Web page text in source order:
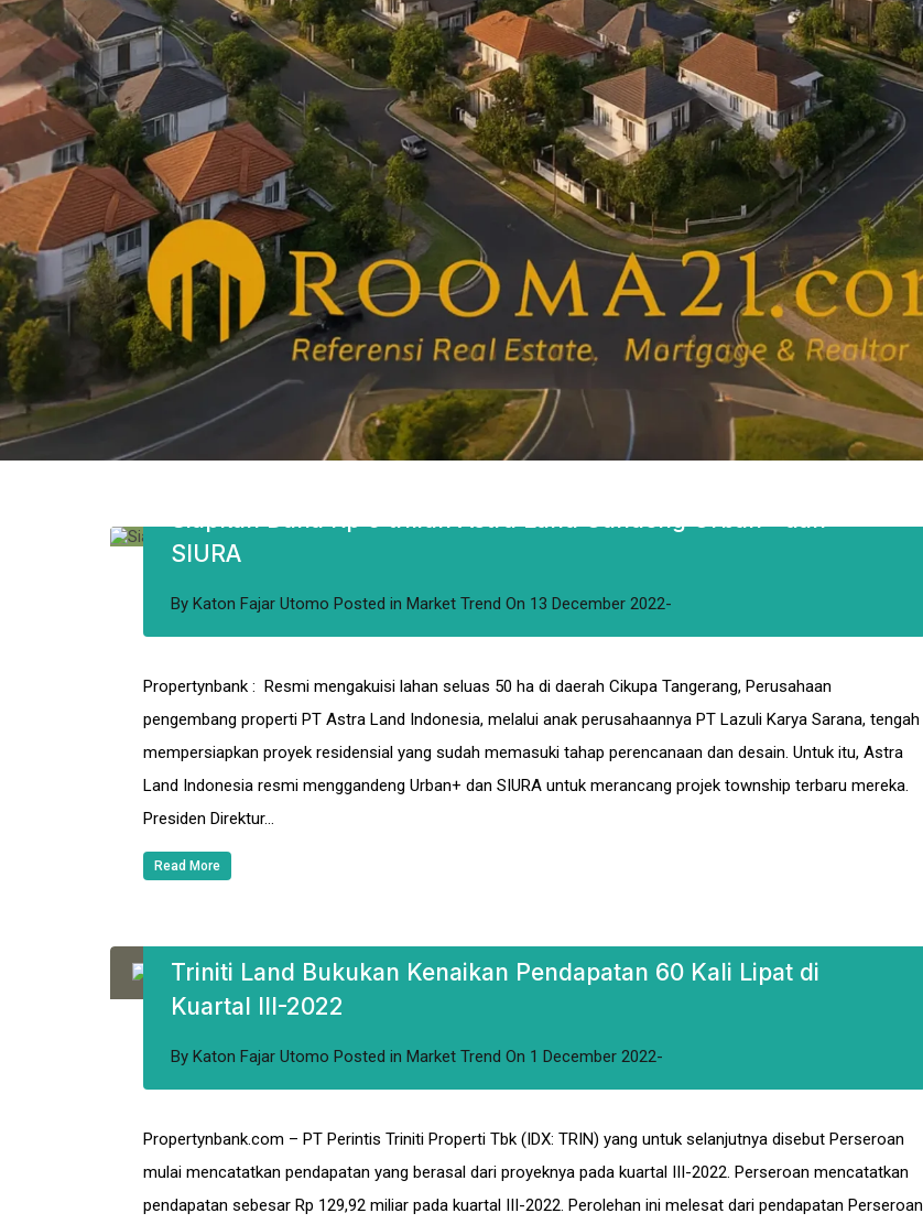
Siapkan Dana Rp 6 triliun Astra Land Gandeng Urban+ dan
SIURA
By Katon Fajar Utomo Posted in Market Trend On 13 December 2022
Propertynbank : Resmi mengakuisi lahan seluas 50 ha di daerah Cikupa Tangerang, Perusahaan
pengembang properti PT Astra Land Indonesia, melalui anak perusahaannya PT Lazuli Karya Sarana, tengah
mempersiapkan proyek residensial yang sudah memasuki tahap perencanaan dan desain. Untuk itu, Astra
Land Indonesia resmi menggandeng Urban+ dan SIURA untuk merancang projek township terbaru mereka.
Presiden Direktur…
Read More
Triniti Land Bukukan Kenaikan Pendapatan 60 Kali Lipat di
Kuartal III-2022
By Katon Fajar Utomo Posted in Market Trend On 1 December 2022
Propertynbank.com – PT Perintis Triniti Properti Tbk (IDX: TRIN) yang untuk selanjutnya disebut Perseroan
mulai mencatatkan pendapatan yang berasal dari proyeknya pada kuartal III-2022. Perseroan mencatatkan
pendapatan sebesar Rp 129,92 miliar pada kuartal III-2022. Perolehan ini melesat dari pendapatan Perseroan